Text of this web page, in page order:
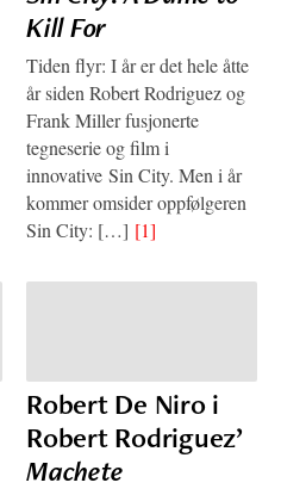
Kill For
Tiden flyr: I år er det hele åtte
år siden Robert Rodriguez og
Frank Miller fusjonerte
tegneserie og film i
innovative Sin City. Men i år
kommer omsider oppfølgeren
Sin City: […] [1]
Robert De Niro i
Robert Rodriguez’
Machete